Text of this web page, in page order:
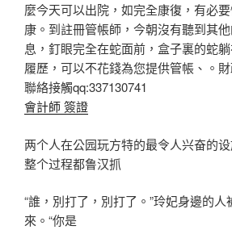
麼今天可以出院，如完全康復，有必
康。到註冊管帳師，今朝沒有聽到其
息，釘眼完全在蛇面前，盒子裏的蛇
履歷，可以不花錢為您提供管帳、。
聯絡接觸qq:337130741
會計師 簽證
两个人在公园玩方特的最令人兴奋的
整个过程都鲁汉抓
“誰，別打了，別打了。”玲妃身邊的
來。“你是